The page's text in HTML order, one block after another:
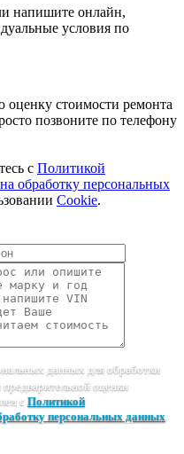
напишите онлайн,
условия по
оценку стоимости ремонта
позвоните по телефону
с Политикой
обработку персональных
Cookie.
данных для обработки
предварительной оценки
с Политикой
персональных данных